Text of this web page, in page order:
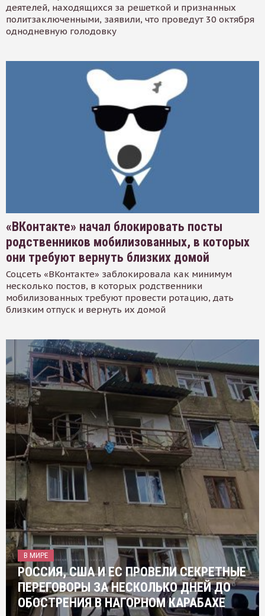
деятелей, находящихся за решеткой и признанных
политзаключенными, заявили, что проведут 30 октября
однодневную голодовку
«ВКонтакте» начал блокировать посты
родственников мобилизованных, в которых
они требуют вернуть близких домой
Соцсеть «ВКонтакте» заблокировала как минимум
несколько постов, в которых родственники
мобилизованных требуют провести ротацию, дать
близким отпуск и вернуть их домой
В МИРЕ
РОССИЯ, США И ЕС ПРОВЕЛИ СЕКРЕТНЫЕ
ПЕРЕГОВОРЫ ЗА НЕСКОЛЬКО ДНЕЙ ДО
ОБОСТРЕНИЯ В НАГОРНОМ КАРАБАХЕ